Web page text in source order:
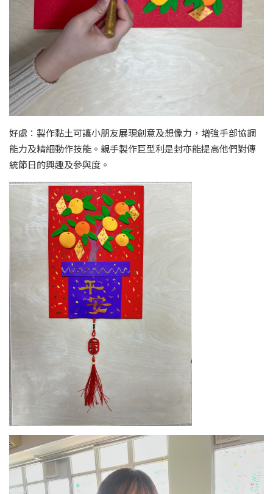
好處：製作黏土可讓小朋友展現創意及想像力，增強手部協調
能力及精細動作技能。親手製作巨型利是封亦能提高他們對傳
統節日的興趣及參與度。